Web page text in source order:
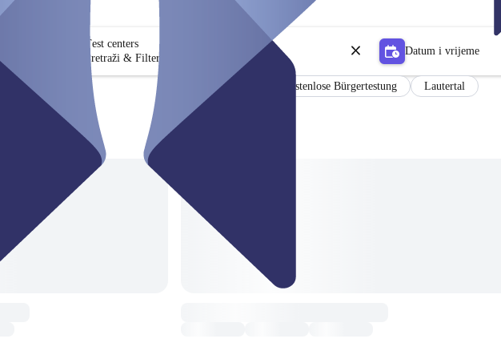
Test centers
Pretraži & Filter
Datum i vrijeme
Kostenlose Bürgertestung Lautertal